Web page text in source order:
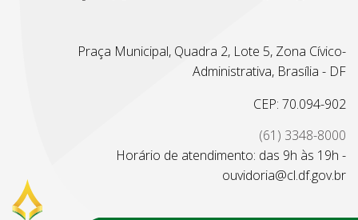
Praça Municipal, Quadra 2, Lote 5, Zona Cívico-
Administrativa, Brasília - DF
CEP: 70.094-902
(61) 3348-8000
Horário de atendimento: das 9h às 19h -
ouvidoria@cl.df.gov.br